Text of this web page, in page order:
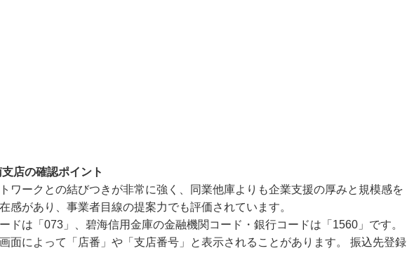
店の確認ポイント
ワークとの結びつきが非常に強く、同業他庫よりも企業支援の厚みと規模感を
感があり、事業者目線の提案力でも評価されています。
ドは「073」、碧海信用金庫の金融機関コード・銀行コードは「1560」です。
面によって「店番」や「支店番号」と表示されることがあります。 振込先登録